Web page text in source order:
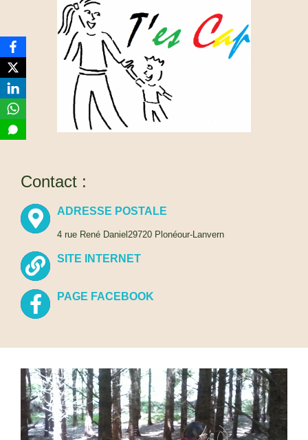
Contact :
ADRESSE POSTALE
4 rue René Daniel29720 Plonéour-Lanvern
SITE INTERNET
PAGE FACEBOOK